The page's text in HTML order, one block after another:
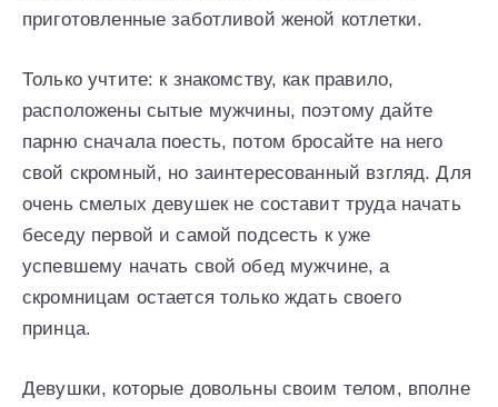
приготовленные заботливой женой котлетки.
Только учтите: к знакомству, как правило,
расположены сытые мужчины, поэтому дайте
парню сначала поесть, потом бросайте на него
свой скромный, но заинтересованный взгляд. Для
очень смелых девушек не составит труда начать
беседу первой и самой подсесть к уже
успевшему начать свой обед мужчине, а
скромницам остается только ждать своего
принца.
Девушки, которые довольны своим телом, вполне